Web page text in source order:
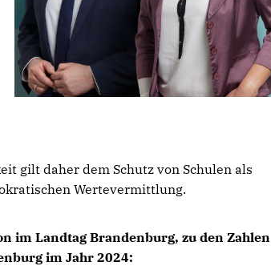
gilt daher dem Schutz von Schulen als
Wertevermittlung.
im Landtag Brandenburg, zu den Zahlen
im Jahr 2024: